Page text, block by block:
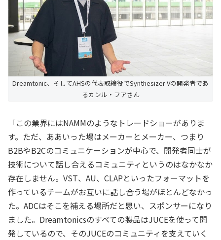
Dreamtonic、そしてAHSの代表取締役でSynthesizer Vの開発者であ
るカンル・フアさん
「この業界にはNAMMのようなトレードショーがありま
す。ただ、ああいった場はメーカーとメーカー、つまり
B2BやB2Cのコミュニケーションが中心で、開発者同士が
技術について話し合えるコミュニティというのはなかなか
存在しません。VST、AU、CLAPといったフォーマットを
作っているチームがお互いに話し合う場がほとんどなかっ
た。ADCはそこを補える場所だと思い、スポンサーになり
ました。Dreamtonicsのすべての製品はJUCEを使って開
発しているので、そのJUCEのコミュニティを支えていく